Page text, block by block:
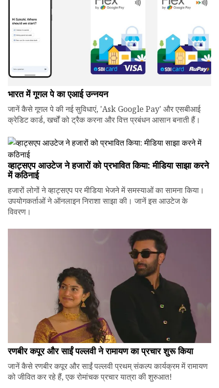
भारत में गूगल पे का एआई उन्नयन
जानें कैसे गूगल पे की नई सुविधाएं, 'Ask Google Pay' और एसबीआई
क्रेडिट कार्ड, खर्चों को ट्रैक करना और वित्त प्रबंधन आसान बनाती हैं।
व्हाट्सएप आउटेज ने हजारों को प्रभावित किया: मीडिया साझा करने
में कठिनाई
हजारों लोगों ने व्हाट्सएप पर मीडिया भेजने में समस्याओं का सामना किया।
उपयोगकर्ताओं ने ऑनलाइन निराशा साझा की। जानें इस आउटेज के
विवरण।
रणबीर कपूर और साईं पल्लवी ने रामायण का प्रचार शुरू किया
जानें कैसे रणबीर कपूर और साईं पल्लवी प्रथम् संकल्प कार्यक्रम में रामायण
को जीवित कर रहे हैं, एक रोमांचक प्रचार यात्रा की शुरुआत!